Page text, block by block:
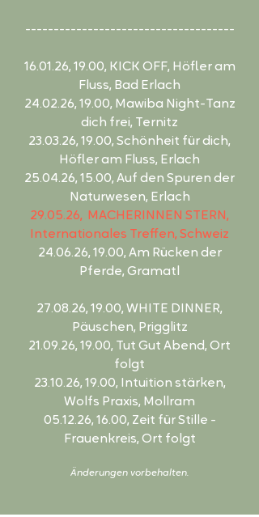
-------------------------------------​
16.01.26, 19.00, KICK OFF, Höfler am
Fluss, Bad Erlach
24.02.26, 19.00, Mawiba Night-Tanz
dich frei, Ternitz
23.03.26, 19.00, Schönheit für dich,
Höfler am Fluss, Erlach
25.04.26, 15.00, Auf den Spuren der
Naturwesen, Erlach
29.05.26, MACHERINNEN STERN,
Internationales Treffen, Schweiz
24.06.26, 19.00, Am Rücken der
Pferde, Gramatl
27.08.26, 19.00, WHITE DINNER,
Päuschen, Prigglitz
21.09.26, 19.00, Tut Gut Abend, Ort
folgt
23.10.26, 19.00, Intuition stärken,
Wolfs Praxis, Mollram
05.12.26, 16.00, Zeit für Stille -
Frauenkreis, Ort folgt
Änderungen vorbehalten.